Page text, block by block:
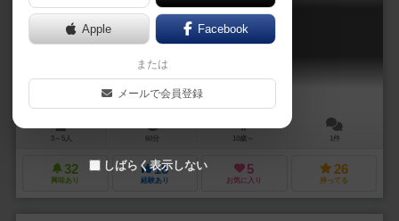
モダンアート：オインク版
Modern Art: Oink Edition
3～5人 60分 10歳～ 1件
32
興味あり
18
経験あり
5
お気に入り
26
持ってる
Apple Facebook
または
メールで会員登録
しばらく表示しない